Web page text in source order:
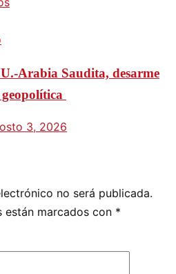
Arabia Saudita, desarme
3, 2026
no será publicada.
marcados con *